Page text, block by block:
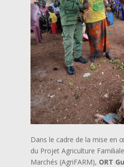
Dans le cadre de la mise en
du Projet Agriculture
Marchés (AgriFARM), ORT